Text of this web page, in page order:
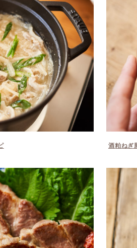
酒粕ねぎ